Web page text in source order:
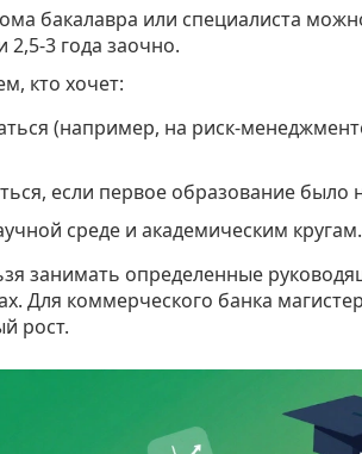
бакалавра или специалиста
2,5-3 года заочно.
кто хочет:
(например, на риск-
если первое образование
среде и академическим кругам.
занимать определенные
Для коммерческого банка
рост.